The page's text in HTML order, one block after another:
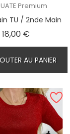
Premium
TU / 2nde Main
18,00 €Prix
AU PANIER